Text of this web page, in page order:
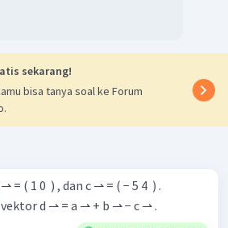
sekarang!
bisa tanya soal ke Forum
= ( 1 0 ​ ) , dan c ⇀ = ( − 5 4 ​ ) .
d ⇀ = a ⇀ + b ⇀ − c ⇀ .